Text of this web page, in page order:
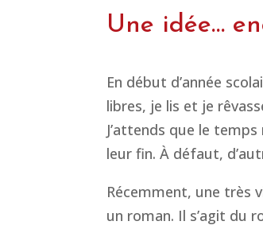
Une idée…
En début d’année
libres, je lis et je
J’attends que le
leur fin. À défaut,
Récemment, une très
un roman. Il s’agit du